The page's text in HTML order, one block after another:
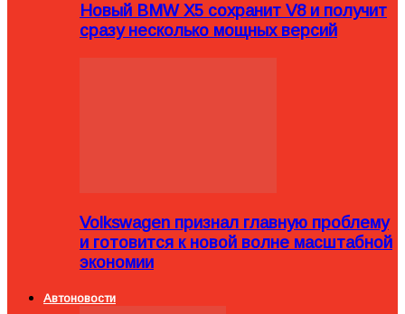
Новый BMW X5 сохранит V8 и получит
сразу несколько мощных версий
Volkswagen признал главную проблему
и готовится к новой волне масштабной
экономии
Автоновости